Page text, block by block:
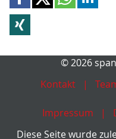
© 2026
Kontakt
Impressum
Diese Seite wurde